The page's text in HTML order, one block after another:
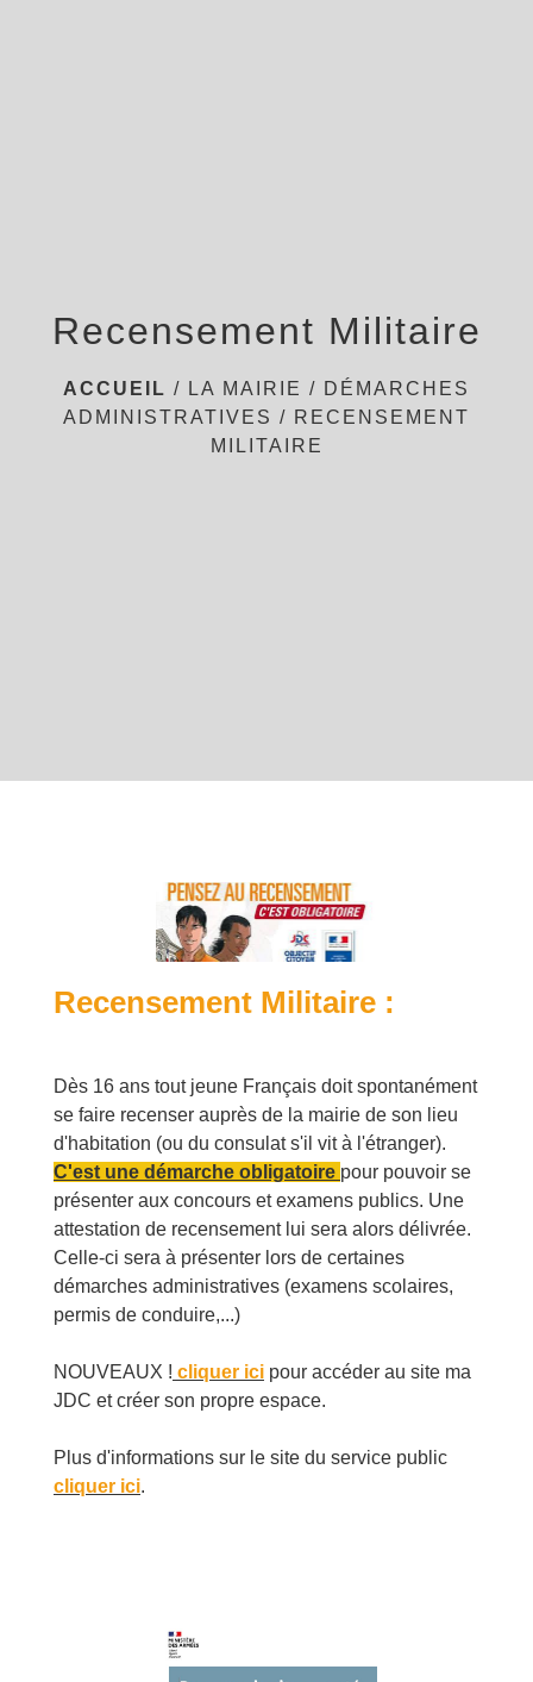
Recensement Militaire
ACCUEIL / LA MAIRIE / DÉMARCHES
ADMINISTRATIVES / RECENSEMENT
MILITAIRE
Recensement Militaire :
Dès 16 ans tout jeune Français doit spontanément
se faire recenser auprès de la mairie de son lieu
d'habitation (ou du consulat s'il vit à l'étranger).
C'est une démarche obligatoire pour pouvoir se
présenter aux concours et examens publics. Une
attestation de recensement lui sera alors délivrée.
Celle-ci sera à présenter lors de certaines
démarches administratives (examens scolaires,
permis de conduire,...)
NOUVEAUX ! cliquer ici pour accéder au site ma
JDC et créer son propre espace.
Plus d'informations sur le site du service public
cliquer ici.